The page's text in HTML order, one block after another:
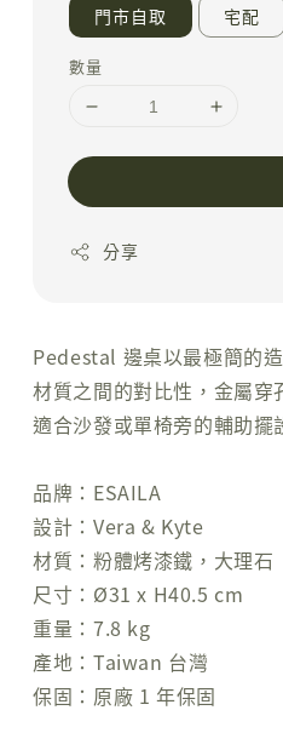
門市自取 宅配
數量
分享
Pedestal 邊桌以最極簡的
材質之間的對比性，金屬
適合沙發或單椅旁的輔助擺
品牌：ESAILA
設計：Vera & Kyte
材質：粉體烤漆鐵，大理石
尺寸：Ø31 x H40.5 cm
重量：7.8 kg
產地：Taiwan 台灣
保固：原廠 1 年保固